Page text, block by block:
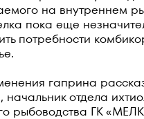
на внутреннем
пока еще
потребности
гаприна
отдела
рыбоводства ГК